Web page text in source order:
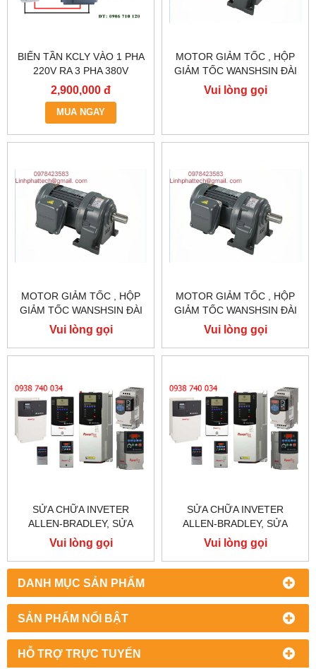
DANH MỤC SẢN PHẨM
SẢN PHẨM NỔI BẬT
HỖ TRỢ TRỰC TUYẾN
BIẾN TẦN KCLY VÀO 1 PHA
220V RA 3 PHA 380V
0.75KW, BIẾN TẦN KCLY
KOC600-R75GT3-B
2,900,000 đ
MUA NGAY
MOTOR GIẢM TỐC , HỘP
GIẢM TỐC WANSHSIN ĐÀI
LOAN GH40-2200-3S /
2.2KW 2200W 3HP
Vui lòng gọi
MOTOR GIẢM TỐC , HỘP
GIẢM TỐC WANSHSIN ĐÀI
LOAN 1.5KW 1500W 2HP AC
BA PHA 220 V / 380V
Vui lòng gọi
MOTOR GIẢM TỐC , HỘP
GIẢM TỐC WANSHSIN ĐÀI
LOAN 1.5KW 1500W 2HP AC
BA PHA 220 V / 380V
Vui lòng gọi
SỬA CHỮA INVETER
ALLEN-BRADLEY, SỬA
CHỮA ALLEN-BRADLEY
POWER FLEX 755
Vui lòng gọi
SỬA CHỮA INVETER
ALLEN-BRADLEY, SỬA
CHỮA ALLEN-BRADLEY
POWER FLEX 753
Vui lòng gọi